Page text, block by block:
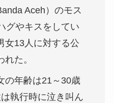
Aceh）のモス
グやキスをしてい
女13人に対する公
た。
の年齢は21～30歳
執行時に泣き叫ん